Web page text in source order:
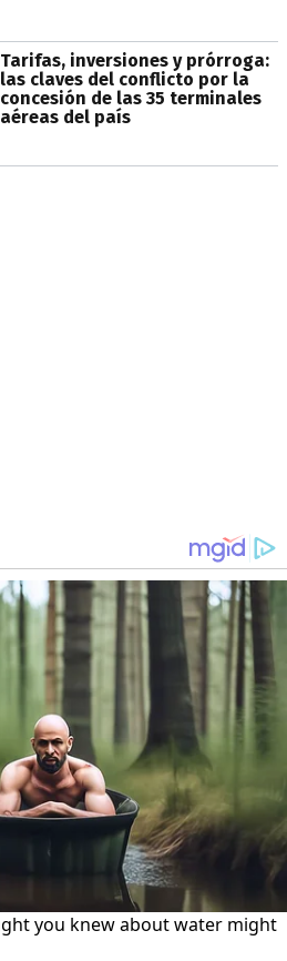
Tarifas, inversiones y prórroga:
las claves del conflicto por la
concesión de las 35 terminales
aéreas del país